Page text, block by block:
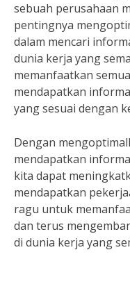
sebuah perusahaan
pentingnya
dalam mencari
dunia kerja yang
memanfaatkan
mendapatkan
yang sesuai dengan
Dengan
mendapatkan
kita dapat
mendapatkan
ragu untuk
dan terus
di dunia kerja yang